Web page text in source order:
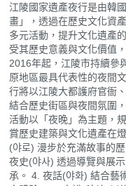
江陵國家遺產夜行是由韓
畫」，透過在歷史文化資
多元活動，提升文化遺產
受其歷史意義與文化價值
2016年起，江陵市持續參
原地區最具代表性的夜間
行將以江陵大都護府官衙
結合歷史街區與夜間氛圍
活動以「夜晚」為主題，
賞歷史建築與文化遺產在
(야로) 漫步於充滿故事的
夜史(야사) 透過導覽與展
承。 4. 夜話(야화) 結合藝